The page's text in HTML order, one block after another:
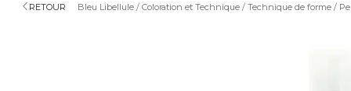
RETOUR Bleu Libellule Coloration et Technique Technique de forme